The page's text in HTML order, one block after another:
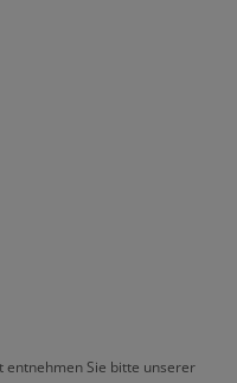
entnehmen Sie bitte unserer